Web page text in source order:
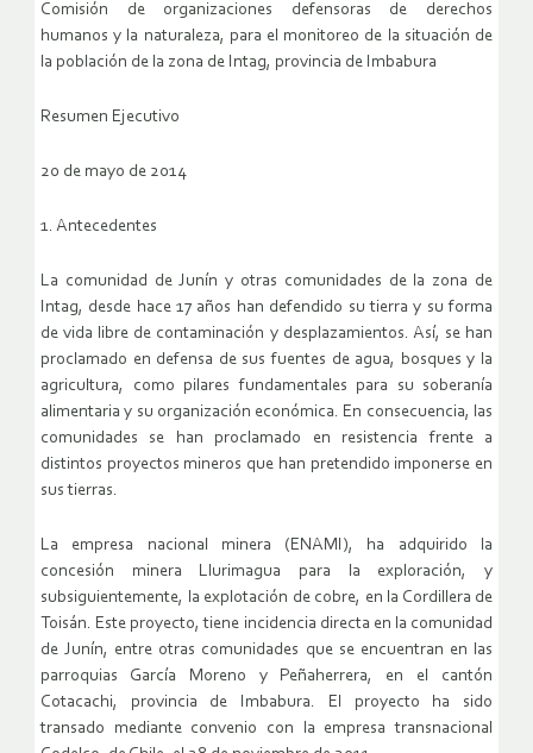
Comisión de organizaciones defensoras de derechos
humanos y la naturaleza, para el monitoreo de la situación de
la población de la zona de Intag, provincia de Imbabura
Resumen Ejecutivo
20 de mayo de 2014
1. Antecedentes
La comunidad de Junín y otras comunidades de la zona de
Intag, desde hace 17 años han defendido su tierra y su forma
de vida libre de contaminación y desplazamientos. Así, se han
proclamado en defensa de sus fuentes de agua, bosques y la
agricultura, como pilares fundamentales para su soberanía
alimentaria y su organización económica. En consecuencia, las
comunidades se han proclamado en resistencia frente a
distintos proyectos mineros que han pretendido imponerse en
sus tierras.
La empresa nacional minera (ENAMI), ha adquirido la
concesión minera Llurimagua para la exploración, y
subsiguientemente, la explotación de cobre, en la Cordillera de
Toisán. Este proyecto, tiene incidencia directa en la comunidad
de Junín, entre otras comunidades que se encuentran en las
parroquias García Moreno y Peñaherrera, en el cantón
Cotacachi, provincia de Imbabura. El proyecto ha sido
transado mediante convenio con la empresa transnacional